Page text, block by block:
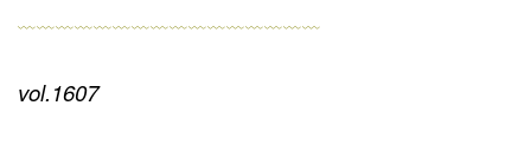
﹏﹏﹏﹏﹏﹏﹏﹏﹏﹏﹏﹏﹏﹏﹏﹏
vol.1607